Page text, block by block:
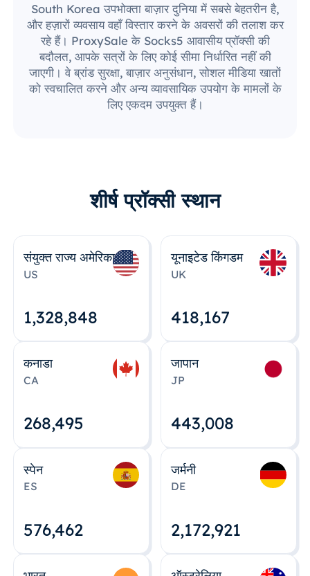
South Korea उपभोक्ता बाज़ार दुनिया में सबसे बेहतरीन है,
और हज़ारों व्यवसाय वहाँ विस्तार करने के अवसरों की तलाश कर
रहे हैं। ProxySale के Socks5 आवासीय प्रॉक्सी की
बदौलत, आपके सत्रों के लिए कोई सीमा निर्धारित नहीं की
जाएगी। वे ब्रांड सुरक्षा, बाज़ार अनुसंधान, सोशल मीडिया खातों
को स्वचालित करने और अन्य व्यावसायिक उपयोग के मामलों के
लिए एकदम उपयुक्त हैं।
शीर्ष प्रॉक्सी स्थान
संयुक्त राज्य अमेरिका
US
1,328,848
यूनाइटेड किंगडम
UK
418,167
कनाडा
CA
268,495
जापान
JP
443,008
स्पेन
ES
576,463
जर्मनी
DE
2,172,922